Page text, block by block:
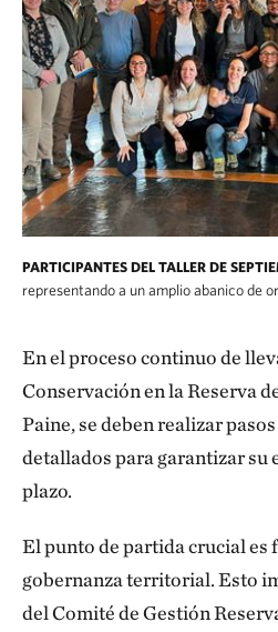
PARTICIPANTES DEL TALLER DE
representando a un amplio abanico de
En el proceso continuo de
Conservación en la Reserva
Paine, se deben realizar
detallados para garantizar su
plazo.
El punto de partida crucial es
gobernanza territorial. Esto
del Comité de Gestión